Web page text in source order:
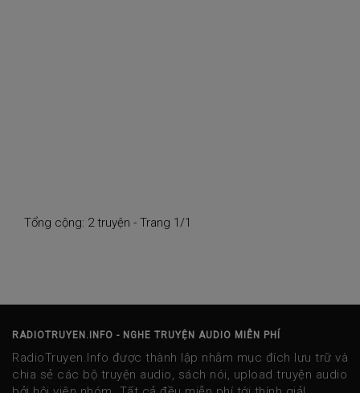
Tổng cộng: 2 truyện - Trang 1/1
RADIOTRUYEN.INFO - NGHE TRUYỆN AUDIO MIỄN PHÍ
RadioTruyen.Info được thành lập nhằm mục đích lưu trữ và
chia sẻ các bộ truyện audio, sách nói, upload truyện audio